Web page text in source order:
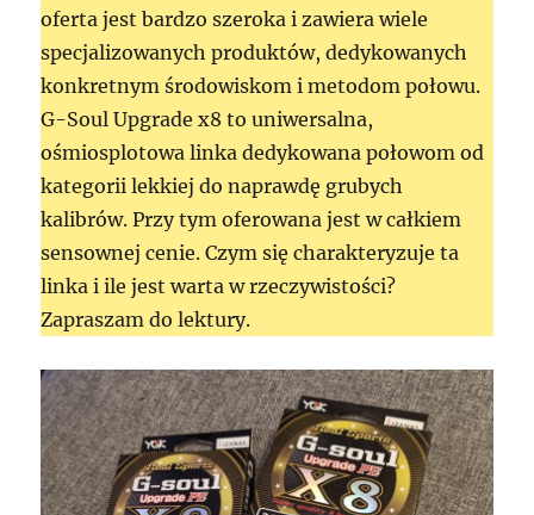
oferta jest bardzo szeroka i zawiera wiele
specjalizowanych produktów, dedykowanych
konkretnym środowiskom i metodom połowu.
G-Soul Upgrade x8 to uniwersalna,
ośmiosplotowa linka dedykowana połowom od
kategorii lekkiej do naprawdę grubych
kalibrów. Przy tym oferowana jest w całkiem
sensownej cenie. Czym się charakteryzuje ta
linka i ile jest warta w rzeczywistości?
Zapraszam do lektury.